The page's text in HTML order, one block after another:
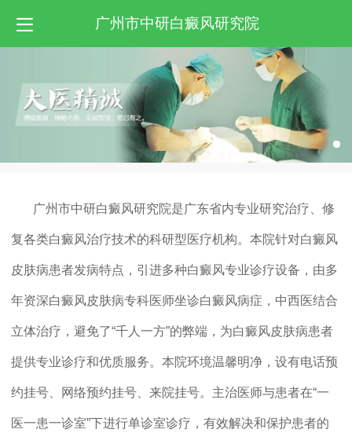
广州市中研白癜风研究院
广州市中研白癜风研究院是广东省内专业研究治疗、修
复各类白癜风治疗技术的科研型医疗机构。本院针对白癜风
皮肤病患者发病特点，引进多种白癜风专业诊疗设备，由多
年资深白癜风皮肤病专科医师坐诊白癜风病症，中西医结合
立体治疗，避免了“千人一方”的弊端，为白癜风皮肤病患者
提供专业诊疗和优质服务。本院环境温馨明净，设有电话预
约挂号、网络预约挂号、来院挂号。主治医师与患者在“一
医一患一诊室”下进行单诊室诊疗，有效解决和保护患者的